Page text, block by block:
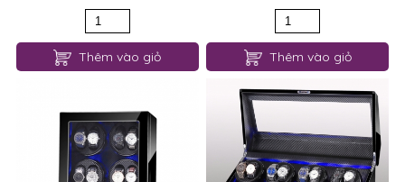
Thêm vào giỏ Thêm vào giỏ